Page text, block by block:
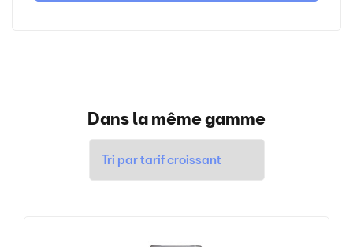
Dans la même gamme